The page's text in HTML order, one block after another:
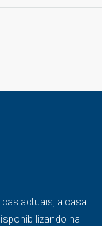
actuais, a casa
na